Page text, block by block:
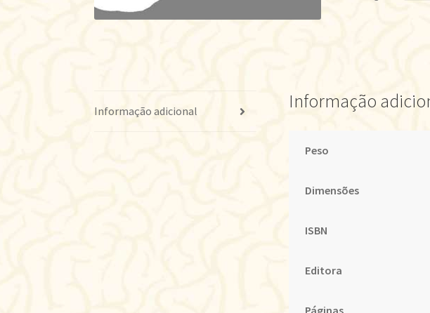
Informação adicional Informação
Peso
Dimensões
ISBN
Editora
Páginas